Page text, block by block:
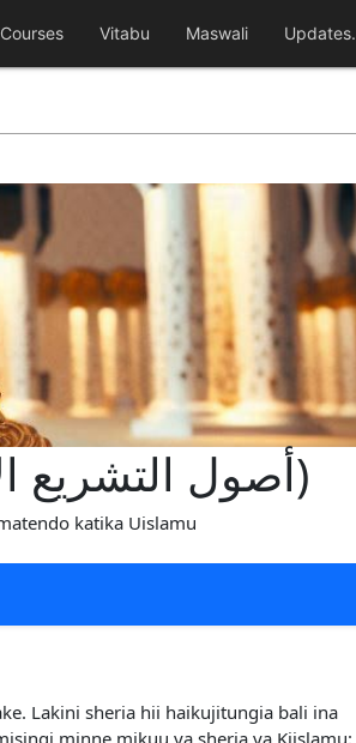
Courses Vitabu Maswali Updates.
Misingi na Asili ya Sheria za Uislamu (أصول التشريع الإسلامي)
katika Uislamu
Lakini sheria hii haikujitungia bali ina